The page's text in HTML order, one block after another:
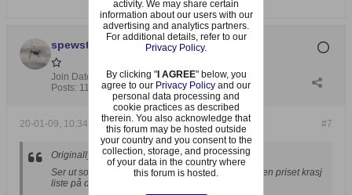
spewster
Join Date:
Aug 2007
Posts: 1134
#7
20-01-09, 10:34
Originally posted byarhennie
Ser ut som du er rette mann til å komme opp men en priset krasj
liste på det SJM 500...
activity. We may share certain
information about our users with our
advertising and analytics partners.
For additional details, refer to our
Privacy Policy.
By clicking "I AGREE" below, you
agree to our Privacy Policy and our
personal data processing and
cookie practices as described
therein. You also acknowledge that
this forum may be hosted outside
your country and you consent to the
collection, storage, and processing
of your data in the country where
this forum is hosted.